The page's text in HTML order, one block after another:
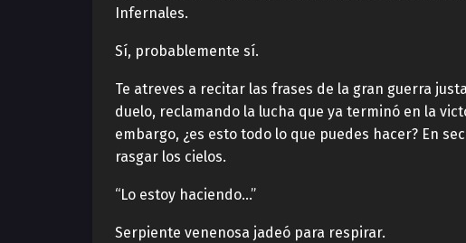
Infernales.
Sí, probablemente sí.
Te atreves a recitar las frases de la gran guerra
duelo, reclamando la lucha que ya terminó en la
embargo, ¿es esto todo lo que puedes hacer? En
rasgar los cielos.
“Lo estoy haciendo…”
Serpiente venenosa jadeó para respirar.